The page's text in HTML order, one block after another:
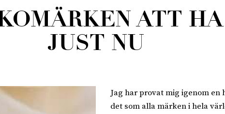
ATT
JUST NU
Jag har provat mig igenom
det som alla märken i hela